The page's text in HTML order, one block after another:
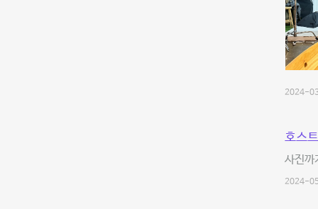
2024-
호스
사진까
2024-